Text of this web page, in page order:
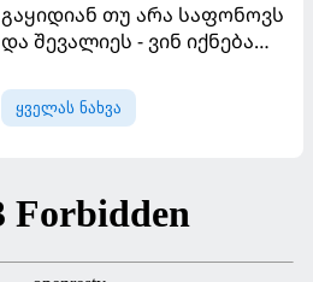
მოთმინება სჭირდება,
რომელსაც 100%-ით
"ლივერპულის" ყოფილმა
მეკარემ
გაყიდიან თუ არა საფონოვს
და შევალიეს - ვინ იქნება
ყველას ნახვა